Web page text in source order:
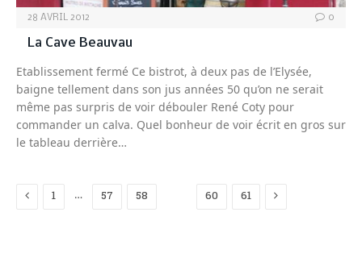
28 AVRIL 2012 0
La Cave Beauvau
Etablissement fermé Ce bistrot, à deux pas de l’Elysée,
baigne tellement dans son jus années 50 qu’on ne serait
même pas surpris de voir débouler René Coty pour
commander un calva. Quel bonheur de voir écrit en gros sur
le tableau derrière…
Previous
1 … 57 58 60 61 Next